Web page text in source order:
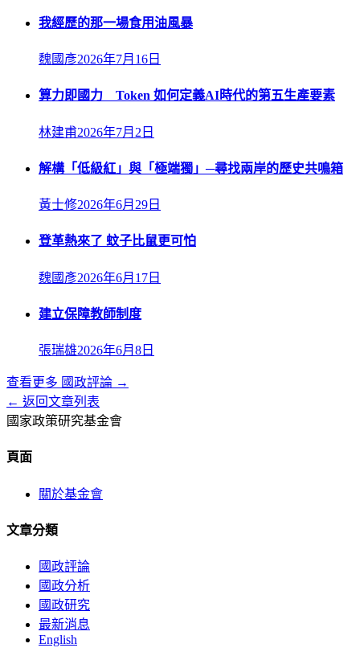
我經歷的那一場食用油風暴
魏國彥2026年7月16日
算力即國力 Token 如何定義AI時代的第五生產要素
林建甫2026年7月2日
解構「低級紅」與「極端獨」─尋找兩岸的歷史共鳴箱
黃士修2026年6月29日
登革熱來了 蚊子比鼠更可怕
魏國彥2026年6月17日
建立保障教師制度
張瑞雄2026年6月8日
查看更多 國政評論 →
← 返回文章列表
國家政策研究基金會
頁面
關於基金會
文章分類
國政評論
國政分析
國政研究
最新消息
English